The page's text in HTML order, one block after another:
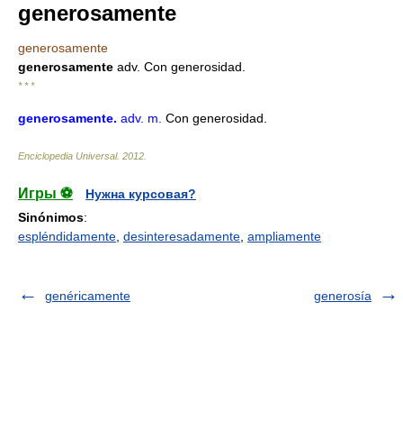
generosamente
generosamente
generosamente adv. Con generosidad.
* * *
generosamente. adv. m. Con generosidad.
Enciclopedia Universal. 2012
Игры ⚽
Нужна курсовая?
Sinónimos:
espléndidamente desinteresadamente ampliamente
genéricamente generosía